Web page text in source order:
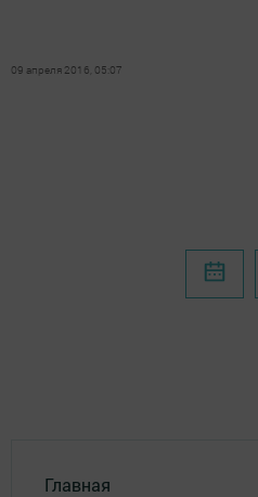
09 апреля 2016, 05:07
Главная